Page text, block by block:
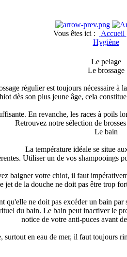
Vous êtes ici : Accueil
Hygiène
Le pelage
Le brossage
régulier est toujours nécessaire à
dès son plus jeune âge, cela
En revanche, les races à poils
Retrouvez notre sélection de
Le bain
La température idéale se situe
Utiliser un de vos
baigner votre chiot, il faut
jet de la douche ne doit pas être trop
qu'elle ne doit pas excéder un bain
du bain. Le bain peut inactiver le
notice de votre anti-puces avant
surtout en eau de mer, il faut toujours